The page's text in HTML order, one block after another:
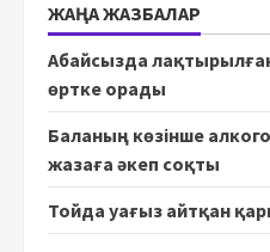
ЖАҢА ЖАЗБАЛАР
Абайсызда
өртке орады
Баланың көзінше
жазаға әкеп соқты
Тойда уағыз айтқан